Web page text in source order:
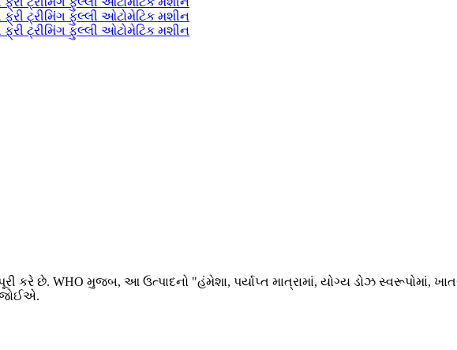
ફ્રી ટ્રીમિંગ ફુલ્લી ઓટોમેટિક મશીન
ફ્રી ટ્રીમિંગ ફુલ્લી ઓટોમેટિક મશીન
કરે છે. WHO મુજબ, આ ઉત્પાદનો "હંમેશા, પર્યાપ્ત માત્રામાં, યોગ્ય ડોઝ સ્વરૂપોમાં,
જોઈએ.